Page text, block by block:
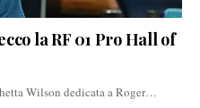
la RF 01 Pro Hall of
Wilson dedicata a Roger…